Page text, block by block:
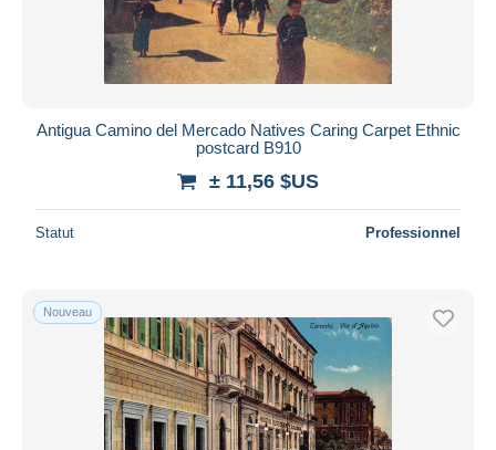
Antigua Camino del Mercado Natives Caring Carpet Ethnic
postcard B910
± 11,56 $US
Statut Professionnel
Nouveau